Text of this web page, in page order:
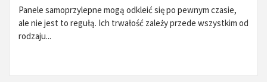
Panele samoprzylepne mogą odkleić się po pewnym czasie,
ale nie jest to regułą. Ich trwałość zależy przede wszystkim od
rodzaju...